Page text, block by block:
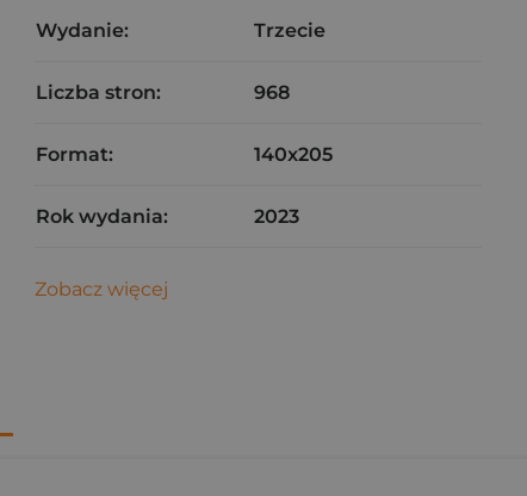
Wydanie: Trzecie
Liczba stron: 968
Format: 140x205
Rok wydania: 2023
Zobacz więcej